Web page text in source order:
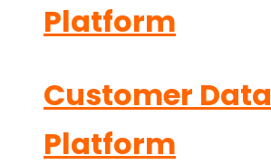
Platform
Customer Data
Platform